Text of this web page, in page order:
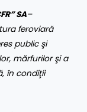
SA–
feroviară
public şi
mărfurilor şi a
în condiţii